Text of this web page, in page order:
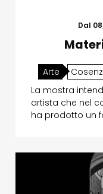
Dal
Arte
La mostra
artista che nel
ha prodotto un